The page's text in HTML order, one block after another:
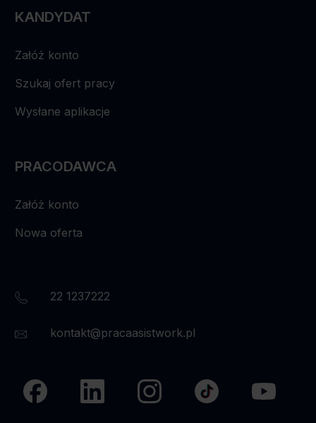
22 1237222
kontakt@pracaasistwork.pl
KANDYDAT
Załóż konto
Szukaj ofert pracy
Wysłane aplikacje
PRACODAWCA
Załóż konto
Nowa oferta